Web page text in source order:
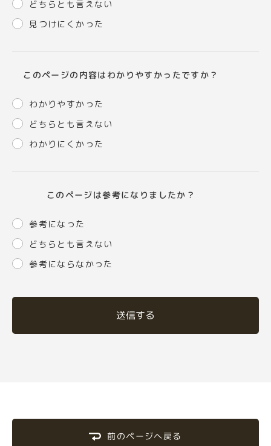
どちらとも言えない
見つけにくかった
このページの内容はわかりやすかったですか？
わかりやすかった
どちらとも言えない
わかりにくかった
このページは参考になりましたか？
参考になった
どちらとも言えない
参考にならなかった
送信する
前のページへ戻る